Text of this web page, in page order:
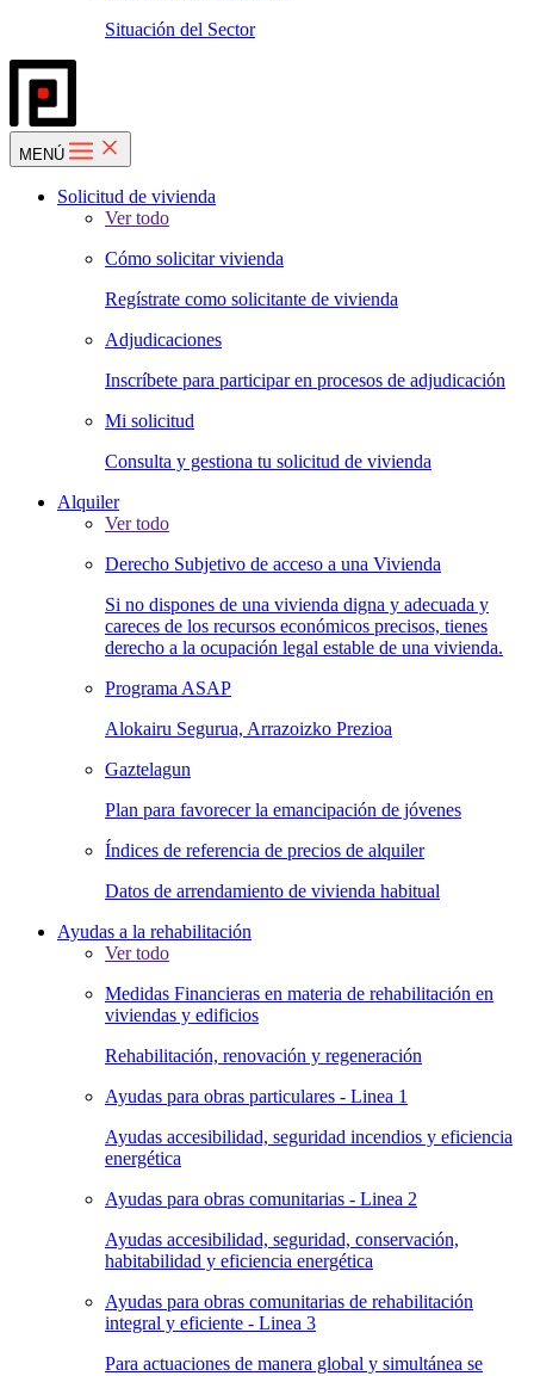
Situación del Sector
MENÚ
Solicitud de vivienda
Ver todo
Cómo solicitar vivienda
Regístrate como solicitante de vivienda
Adjudicaciones
Inscríbete para participar en procesos de adjudicación
Mi solicitud
Consulta y gestiona tu solicitud de vivienda
Alquiler
Ver todo
Derecho Subjetivo de acceso a una Vivienda
Si no dispones de una vivienda digna y adecuada y
careces de los recursos económicos precisos, tienes
derecho a la ocupación legal estable de una vivienda.
Programa ASAP
Alokairu Segurua, Arrazoizko Prezioa
Gaztelagun
Plan para favorecer la emancipación de jóvenes
Índices de referencia de precios de alquiler
Datos de arrendamiento de vivienda habitual
Ayudas a la rehabilitación
Ver todo
Medidas Financieras en materia de rehabilitación en
viviendas y edificios
Rehabilitación, renovación y regeneración
Ayudas para obras particulares - Linea 1
Ayudas accesibilidad, seguridad incendios y eficiencia
energética
Ayudas para obras comunitarias - Linea 2
Ayudas accesibilidad, seguridad, conservación,
habitabilidad y eficiencia energética
Ayudas para obras comunitarias de rehabilitación
integral y eficiente - Linea 3
Para actuaciones de manera global y simultánea se